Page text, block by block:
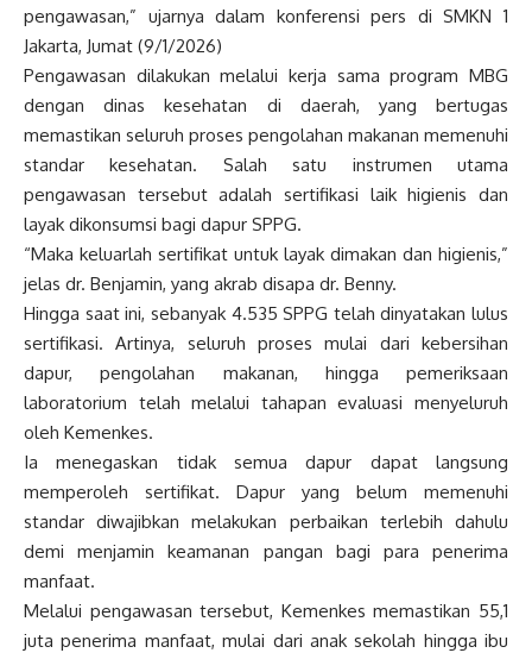
pengawasan,” ujarnya dalam konferensi pers di SMKN 1
Jakarta, Jumat (9/1/2026)
Pengawasan dilakukan melalui kerja sama program MBG
dengan dinas kesehatan di daerah, yang bertugas
memastikan seluruh proses pengolahan makanan memenuhi
standar kesehatan. Salah satu instrumen utama
pengawasan tersebut adalah sertifikasi laik higienis dan
layak dikonsumsi bagi dapur SPPG.
“Maka keluarlah sertifikat untuk layak dimakan dan higienis,”
jelas dr. Benjamin, yang akrab disapa dr. Benny.
Hingga saat ini, sebanyak 4.535 SPPG telah dinyatakan lulus
sertifikasi. Artinya, seluruh proses mulai dari kebersihan
dapur, pengolahan makanan, hingga pemeriksaan
laboratorium telah melalui tahapan evaluasi menyeluruh
oleh Kemenkes.
Ia menegaskan tidak semua dapur dapat langsung
memperoleh sertifikat. Dapur yang belum memenuhi
standar diwajibkan melakukan perbaikan terlebih dahulu
demi menjamin keamanan pangan bagi para penerima
manfaat.
Melalui pengawasan tersebut, Kemenkes memastikan 55,1
juta penerima manfaat, mulai dari anak sekolah hingga ibu